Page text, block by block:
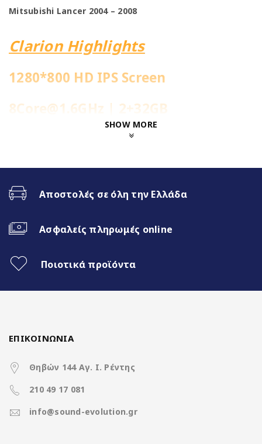
Mitsubishi Lancer 2004 – 2008
Clarion Highlights
1280*800 HD IPS Screen
8Core@1.6GHz | 2+32GB
Ενσωματωμένη 4G Sim Slot
Fast Boot 1-2sec
Ασύρματο CarPlay & Ασύρματο
3 Διαφορετικά θέματα
Χαρακτηριστικά
SHOW MORE
Αποστολές σε όλη την Ελλάδα
Ασφαλείς πληρωμές online
Ποιοτικά προϊόντα
ΕΠΙΚΟΙΝΩΝΙΑ
Θηβών 144 Αγ. Ι. Ρέντης
210 49 17 081
info@sound-evolution.gr